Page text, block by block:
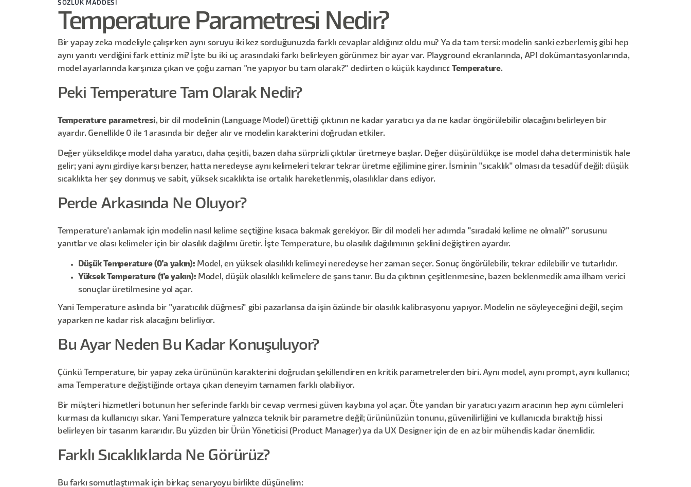
SÖZLÜK MADDESİ
Temperature Parametresi Nedir?
Bir yapay zeka modeliyle çalışırken aynı soruyu iki kez sorduğunuzda farklı cevaplar aldığınız oldu mu? Ya da tam tersi: modelin sanki ezberlemiş gibi hep
aynı yanıtı verdiğini fark ettiniz mi? İşte bu iki uç arasındaki farkı belirleyen görünmez bir ayar var. Playground ekranlarında, API dokümantasyonlarında,
model ayarlarında karşınıza çıkan ve çoğu zaman "ne yapıyor bu tam olarak?" dedirten o küçük kaydırıcı:
Temperature.
Peki Temperature Tam Olarak Nedir?
Temperature parametresi, bir dil modelinin (Language Model) ürettiği çıktının ne kadar yaratıcı ya da ne kadar öngörülebilir olacağını belirleyen bir
ayardır. Genellikle 0 ile 1 arasında bir değer alır ve modelin karakterini doğrudan etkiler.
Değer yükseldikçe model daha yaratıcı, daha çeşitli, bazen daha sürprizli çıktılar üretmeye başlar. Değer düşürüldükçe ise model daha deterministik hale
gelir; yani aynı girdiye karşı benzer, hatta neredeyse aynı kelimeleri tekrar tekrar üretme eğilimine girer. İsminin "sıcaklık" olması da tesadüf değil: düşük
sıcaklıkta her şey donmuş ve sabit, yüksek sıcaklıkta ise ortalık hareketlenmiş, olasılıklar dans ediyor.
Perde Arkasında Ne Oluyor?
Temperature'ı anlamak için modelin nasıl kelime seçtiğine kısaca bakmak gerekiyor. Bir dil modeli her adımda "sıradaki kelime ne olmalı?" sorusunu
yanıtlar ve olası kelimeler için bir olasılık dağılımı üretir. İşte Temperature, bu olasılık dağılımının şeklini değiştiren ayardır.
Düşük Temperature (0'a yakın): Model, en yüksek olasılıklı kelimeyi neredeyse her zaman seçer. Sonuç öngörülebilir, tekrar edilebilir ve tutarlıdır.
Yüksek Temperature (1'e yakın): Model, düşük olasılıklı kelimelere de şans tanır. Bu da çıktının çeşitlenmesine, bazen beklenmedik ama ilham verici
sonuçlar üretilmesine yol açar.
Yani Temperature aslında bir "yaratıcılık düğmesi" gibi pazarlansa da işin özünde bir olasılık kalibrasyonu yapıyor. Modelin ne söyleyeceğini değil, seçim
yaparken ne kadar risk alacağını belirliyor.
Bu Ayar Neden Bu Kadar Konuşuluyor?
Çünkü Temperature, bir yapay zeka ürününün karakterini doğrudan şekillendiren en kritik parametrelerden biri. Aynı model, aynı prompt, aynı kullanıcı;
ama Temperature değiştiğinde ortaya çıkan deneyim tamamen farklı olabiliyor.
Bir müşteri hizmetleri botunun her seferinde farklı bir cevap vermesi güven kaybına yol açar. Öte yandan bir yaratıcı yazım aracının hep aynı cümleleri
kurması da kullanıcıyı sıkar. Yani Temperature yalnızca teknik bir parametre değil; ürününüzün tonunu, güvenilirliğini ve kullanıcıda bıraktığı hissi
belirleyen bir tasarım kararıdır. Bu yüzden bir Ürün Yöneticisi (Product Manager) ya da UX Designer için de en az bir mühendis kadar önemlidir.
Farklı Sıcaklıklarda Ne Görürüz?
Bu farkı somutlaştırmak için birkaç senaryoyu birlikte düşünelim: